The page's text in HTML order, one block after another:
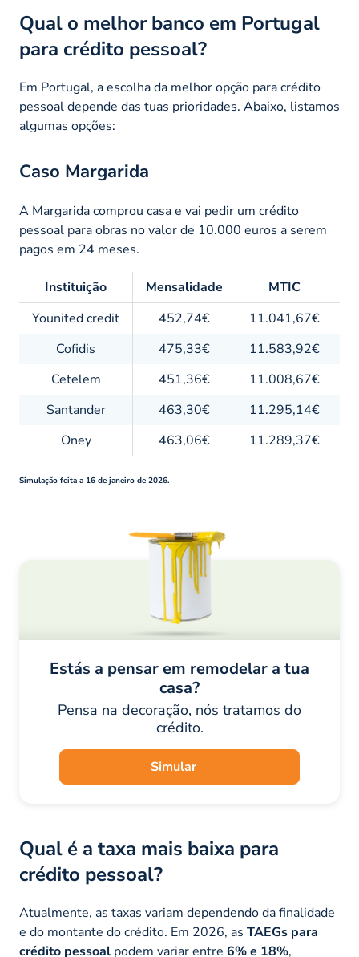
Qual o melhor banco em Portugal
para crédito pessoal?
Em Portugal, a escolha da melhor opção para crédito
pessoal depende das tuas prioridades. Abaixo, listamos
algumas opções:
Caso Margarida
A Margarida comprou casa e vai pedir um crédito
pessoal para obras no valor de 10.000 euros a serem
pagos em 24 meses.
Instituição Mensalidade MTIC
Younited credit
452,74€ 11.041,67€
Cofidis
475,33€ 11.583,92€
Cetelem
451,36€ 11.008,67€
Santander
463,30€ 11.295,14€
Oney
463,06€ 11.289,37€
Simulação feita a 16 de janeiro de 2026.
Estás a pensar em remodelar a tua
casa?
Pensa na decoração, nós tratamos do
crédito.
Simular
Qual é a taxa mais baixa para
crédito pessoal?
Atualmente, as taxas variam dependendo da finalidade
e do montante do crédito. Em 2026, as TAEGs para
crédito pessoal podem variar entre 6% e 18%,